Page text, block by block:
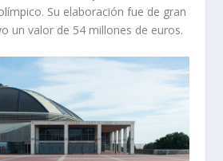
Su elaboración fue de gran
un valor de 54 millones de euros.